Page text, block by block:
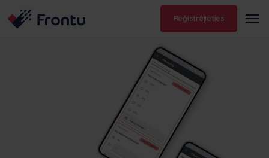
Reģistrējieties